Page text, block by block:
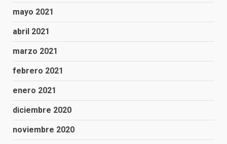
mayo 2021
abril 2021
marzo 2021
febrero 2021
enero 2021
diciembre 2020
noviembre 2020